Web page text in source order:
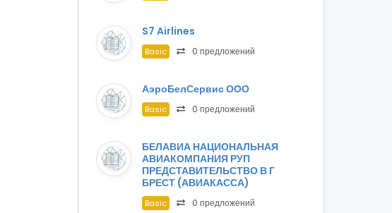
S7 Airlines
Basic 0 предложений
АэроБелСервис ООО
Basic 0 предложений
БЕЛАВИА НАЦИОНАЛЬНАЯ
АВИАКОМПАНИЯ РУП
ПРЕДСТАВИТЕЛЬСТВО В Г
БРЕСТ (АВИАКАССА)
Basic 0 предложений